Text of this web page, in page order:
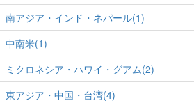
南アジア・インド・ネパール(1)
中南米(1)
ミクロネシア・ハワイ・グアム(2)
東アジア・中国・台湾(4)